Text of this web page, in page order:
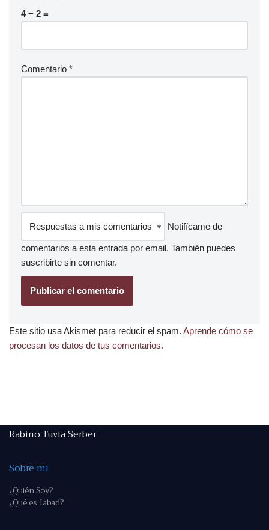
4 − 2 =
Comentario *
Notifícame de
comentarios a esta entrada por email. También puedes
suscribirte sin comentar.
Este sitio usa Akismet para reducir el spam. Aprende cómo se
procesan los datos de tus comentarios.
Rabino Tuvia Serber
Sobre mi
¿Quién Soy?
¿Qué es Jabad?